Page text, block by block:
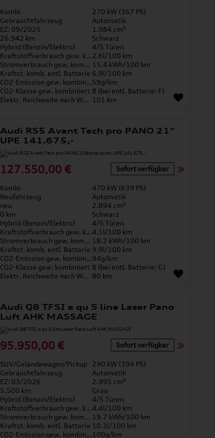
Kombi
270 kW (367 PS)
Gebrauchtfahrzeug
Automatik
EZ: 09/2025
1.984 cm³
26.942 km
Schwarz
Hybrid (Benzin/Elektro)
4/5 Türen
Kraftstoffverbrauch gew. kombiniert2.6l/100 km
Stromverbrauch gew. kombiniert 15.4 kWh/100 km
Kraftst. komb. entl. Batterie 6.9l/100 km
CO2-Emission gew. kombiniert59g/km
CO2-Klasse gew. kombiniert B (bei entl. Batterie: F)
Elektr. Reichweite nach WLTP* 101 km
Audi RS5 Avant Tech pro PANO 21"
UPE 141.675,-
127.550,00 € Sofort verfügbar
Kombi
470 kW (639 PS)
Neufahrzeug
Automatik
neu
2.894 cm³
0 km
Schwarz
Hybrid (Benzin/Elektro)
4/5 Türen
Kraftstoffverbrauch gew. kombiniert4.1l/100 km
Stromverbrauch gew. kombiniert 18.2 kWh/100 km
Kraftst. komb. entl. Batterie 9.9l/100 km
CO2-Emission gew. kombiniert94g/km
CO2-Klasse gew. kombiniert B (bei entl. Batterie: G)
Elektr. Reichweite nach WLTP* 80 km
Audi Q8 TFSI e qu S line Laser Pano
Luft AHK MASSAGE
95.950,00 € Sofort verfügbar
SUV/Geländewagen/Pickup
290 kW (394 PS)
Gebrauchtfahrzeug
Automatik
EZ: 03/2026
2.995 cm³
5.500 km
Grau
Hybrid (Benzin/Elektro)
4/5 Türen
Kraftstoffverbrauch gew. kombiniert4.4l/100 km
Stromverbrauch gew. kombiniert 19.7 kWh/100 km
Kraftst. komb. entl. Batterie 10.3l/100 km
CO2-Emission gew. kombiniert100g/km